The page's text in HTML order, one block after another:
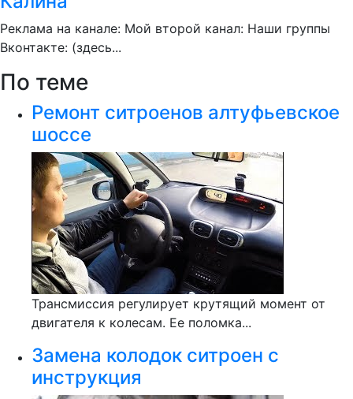
Реклама на канале: Мой второй канал: Наши группы
Вконтакте: (здесь...
По теме
Ремонт ситроенов алтуфьевское
шоссе
Трансмиссия регулирует крутящий момент от
двигателя к колесам. Ее поломка...
Замена колодок ситроен с
инструкция